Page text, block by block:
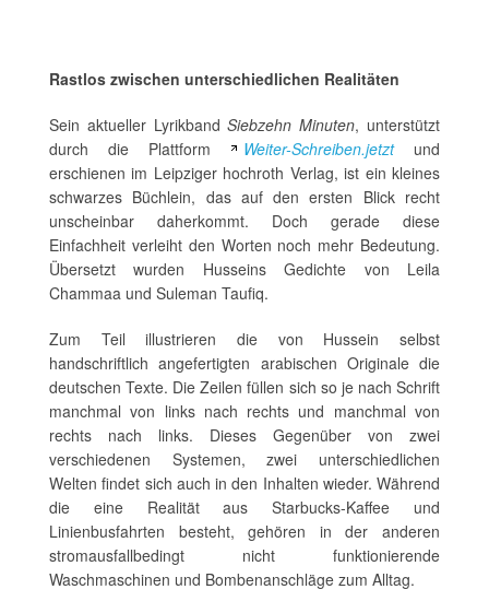
Rastlos zwischen unterschiedlichen Realitäten
Sein aktueller LyrikbandSiebzehn Minuten, unterstützt
durch die Plattform
Weiter-Schreiben.jetztund
erschienen im Leipziger hochroth Verlag, ist ein kleines
schwarzes Büchlein, das auf den ersten Blick recht
unscheinbar daherkommt. Doch gerade diese
Einfachheit verleiht den Worten noch mehr Bedeutung.
Übersetzt wurden Husseins Gedichte von Leila
Chammaa und Suleman Taufiq.
Zum Teil illustrieren die von Hussein selbst
handschriftlich angefertigten arabischen Originale die
deutschen Texte. Die Zeilen füllen sich so je nach Schrift
manchmal von links nach rechts und manchmal von
rechts nach links. Dieses Gegenüber von zwei
verschiedenen Systemen, zwei unterschiedlichen
Welten findet sich auch in den Inhalten wieder. Während
die eine Realität aus Starbucks-Kaffee und
Linienbusfahrten besteht, gehören in der anderen
stromausfallbedingt nicht funktionierende
Waschmaschinen und Bombenanschläge zum Alltag.